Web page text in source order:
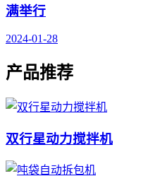
满举行
2024-01-28
产品推荐
双行星动力搅拌机